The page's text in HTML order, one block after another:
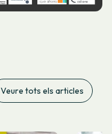
Veure tots els articles